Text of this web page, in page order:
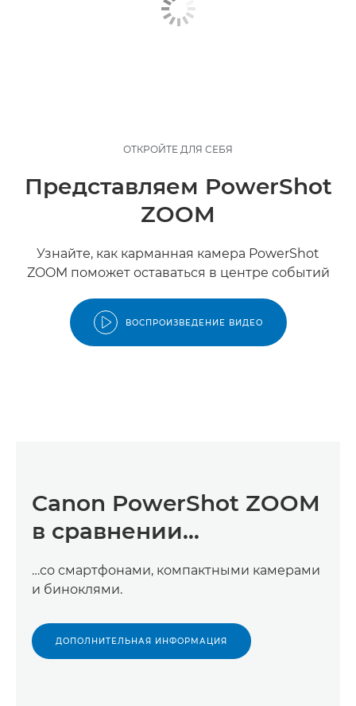
ОТКРОЙТЕ ДЛЯ СЕБЯ
Представляем PowerShot
ZOOM
Узнайте, как карманная камера PowerShot
ZOOM поможет оставаться в центре событий
ВОСПРОИЗВЕДЕНИЕ ВИДЕО
Canon PowerShot ZOOM
в сравнении…
…со смартфонами, компактными камерами
и биноклями.
ДОПОЛНИТЕЛЬНАЯ ИНФОРМАЦИЯ